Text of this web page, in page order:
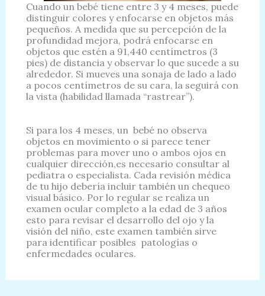
Cuando un bebé tiene entre 3 y 4 meses, puede
distinguir colores y enfocarse en objetos más
pequeños. A medida que su percepción de la
profundidad mejora, podrá enfocarse en
objetos que estén a 91,440 centímetros (3
pies) de distancia y observar lo que sucede a su
alrededor. Si mueves una sonaja de lado a lado
a pocos centímetros de su cara, la seguirá con
la vista (habilidad llamada “rastrear”).
Si para los 4 meses, un bebé no observa
objetos en movimiento o si parece tener
problemas para mover uno o ambos ojos en
cualquier dirección,es necesario consultar al
pediatra o especialista. Cada revisión médica
de tu hijo debería incluir también un chequeo
visual básico. Por lo regular se realiza un
examen ocular completo a la edad de 3 años
esto para revisar el desarrollo del ojo y la
visión del niño, este examen también sirve
para identificar posibles patologías o
enfermedades oculares.